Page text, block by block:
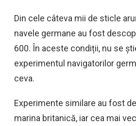
Din cele câteva mii de sticle
navele germane au fost
600. În aceste condiții, nu se
experimentul navigatorilor
ceva.
Experimente similare au fost
marina britanică, iar cea mai